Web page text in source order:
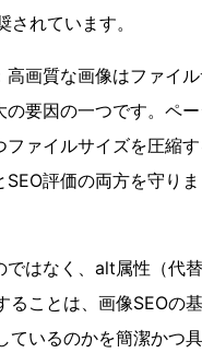
れています。
高画質な画像はファイ
要因の一つです。ペ
ァイルサイズを圧縮
評価の両方を守りま
はなく、alt属性（代
ことは、画像SEOの
いるのかを簡潔かつ具